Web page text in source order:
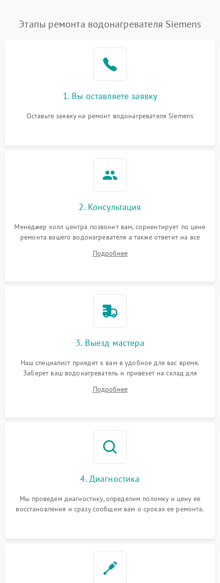
Этапы ремонта водонагревателя Siemens
1. Вы оставляете заявку
Оставьте заявку на ремонт водонагревателя Siemens
2. Консультация
Менеджер колл центра позвонит вам, сориентирует по цене
ремонта вашего водонагревателя а также ответит на все
Подробнее
3. Выезд мастера
Наш специалист приедет к вам в удобное для вас время.
Заберет ваш водонагреватель и привезет на склад для
Подробнее
4. Диагностика
Мы проведем диагностику, определим поломку и цену ее
восстановления и сразу сообщим вам о сроках ее ремонта.